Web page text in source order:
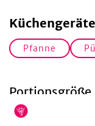
Küchengeräte
Pfanne
Portionsgröße
Der Salat sättigt